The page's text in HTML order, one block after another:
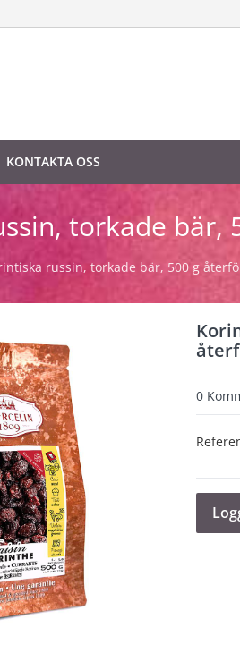
KONTAKTA OSS
torkade bär,
russin, torkade bär, 500 g
0